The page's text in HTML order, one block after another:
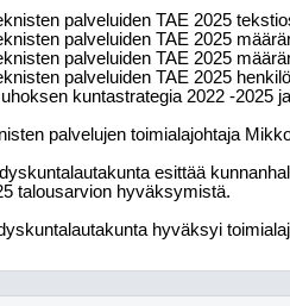
palveluiden TAE 2025
palveluiden TAE 2025
palveluiden TAE 2025
palveluiden TAE 2025
kuntastrategia 2022 -2025
palvelujen toimialajohtaja
esittää
talousarvion hyväksymistä.
hyväksyi